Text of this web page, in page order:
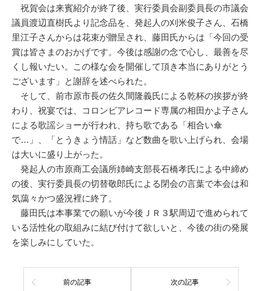
祝賀会は来賓紹介が終了後、実行委員会副委員長の市議会
議員渡辺直樹氏より記念品を、発起人の刈米俊子さん、石橋
里江子さんからは花束が贈呈され、藤田氏からは「今回の受
賞は皆さまのおかげです。今後は感謝の念で心し、最善を尽
くし報いたい。この様な会を開催して頂き本当にありがとう
ございます」と謝辞を述べられた。
そして、前市原市長の佐久間隆義氏による乾杯の挨拶が終
わり、祝宴では、コロンビアレコード専属の相田かよ子さん
による歌謡ショーが行われ、持ち歌である「相合い傘
で…」、「とうきょう情話」など数曲を歌い上げられ、会場
は大いに盛り上がった。
発起人の市原商工会議所姉崎支部長石橋孝氏による中締め
の後、実行委員長の切替敬郎氏による閉会の言葉で本会は和
気藹々かつ盛況裡に終了。
藤田氏は本事業での願いが今後ＪＲ３駅周辺で進められて
いる活性化の取組みに結び付けて欲しいと、今後の街の発展
を楽しみにしていた。
前の記事 次の記事